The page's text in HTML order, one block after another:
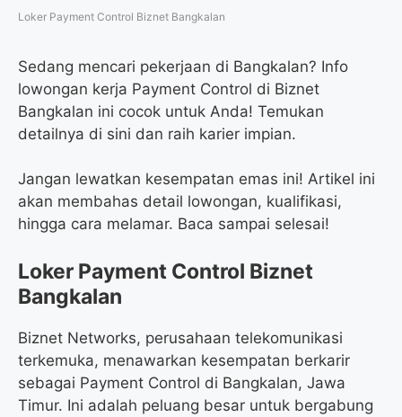
Loker Payment Control Biznet Bangkalan
Sedang mencari pekerjaan di Bangkalan? Info
lowongan kerja Payment Control di Biznet
Bangkalan ini cocok untuk Anda! Temukan
detailnya di sini dan raih karier impian.
Jangan lewatkan kesempatan emas ini! Artikel ini
akan membahas detail lowongan, kualifikasi,
hingga cara melamar. Baca sampai selesai!
Loker Payment Control Biznet
Bangkalan
Biznet Networks, perusahaan telekomunikasi
terkemuka, menawarkan kesempatan berkarir
sebagai Payment Control di Bangkalan, Jawa
Timur. Ini adalah peluang besar untuk bergabung